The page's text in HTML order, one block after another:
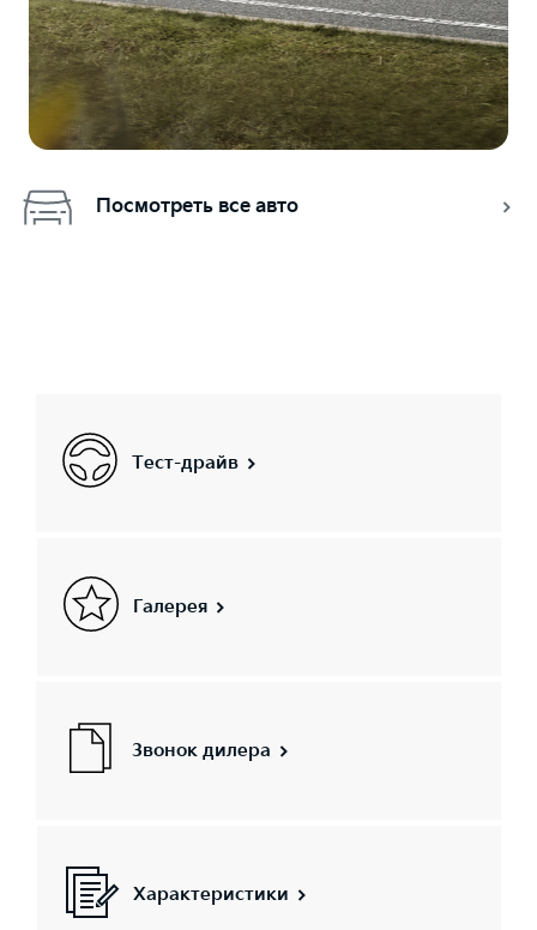
Посмотреть все авто
Тест-драйв
Галерея
Звонок дилера
Характеристики